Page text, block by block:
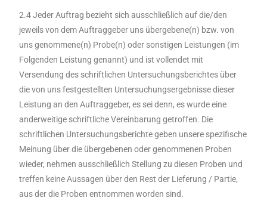
2.4 Jeder Auftrag bezieht sich ausschließlich auf die/den
jeweils von dem Auftraggeber uns übergebene(n) bzw. von
uns genommene(n) Probe(n) oder sonstigen Leistungen (im
Folgenden Leistung genannt) und ist vollendet mit
Versendung des schriftlichen Untersuchungsberichtes über
die von uns festgestellten Untersuchungsergebnisse dieser
Leistung an den Auftraggeber, es sei denn, es wurde eine
anderweitige schriftliche Vereinbarung getroffen. Die
schriftlichen Untersuchungsberichte geben unsere spezifische
Meinung über die übergebenen oder genommenen Proben
wieder, nehmen ausschließlich Stellung zu diesen Proben und
treffen keine Aussagen über den Rest der Lieferung / Partie,
aus der die Proben entnommen worden sind.